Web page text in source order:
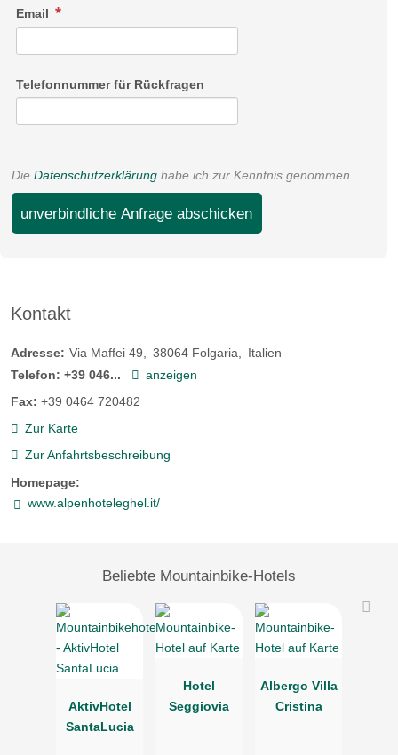
Email
Telefonnummer für Rückfragen
Die Datenschutzerklärung habe ich zur Kenntnis genommen.
unverbindliche Anfrage abschicken
Kontakt
Adresse: Via Maffei 49 38064 Folgaria
Italien
Telefon: +39 046...
anzeigen
Fax: +39 0464 720482
Zur Karte
Zur Anfahrtsbeschreibung
Homepage:
www.alpenhoteleghel.it/
Beliebte Mountainbike-Hotels
AktivHotel
SantaLucia
Hotel
Seggiovia
Albergo Villa
Cristina